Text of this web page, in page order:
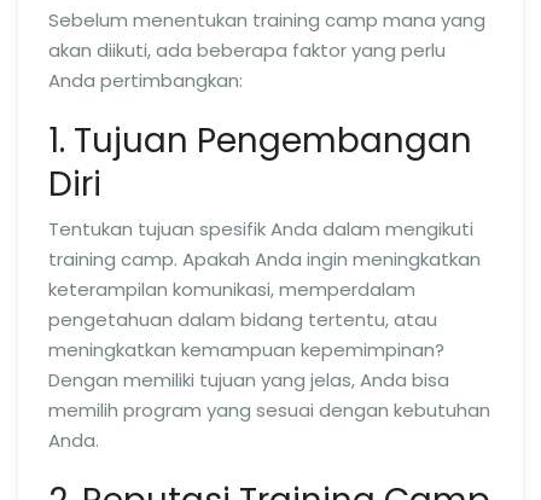
Sebelum menentukan training camp mana yang
akan diikuti, ada beberapa faktor yang perlu
Anda pertimbangkan:
1. Tujuan Pengembangan
Diri
Tentukan tujuan spesifik Anda dalam mengikuti
training camp. Apakah Anda ingin meningkatkan
keterampilan komunikasi, memperdalam
pengetahuan dalam bidang tertentu, atau
meningkatkan kemampuan kepemimpinan?
Dengan memiliki tujuan yang jelas, Anda bisa
memilih program yang sesuai dengan kebutuhan
Anda.